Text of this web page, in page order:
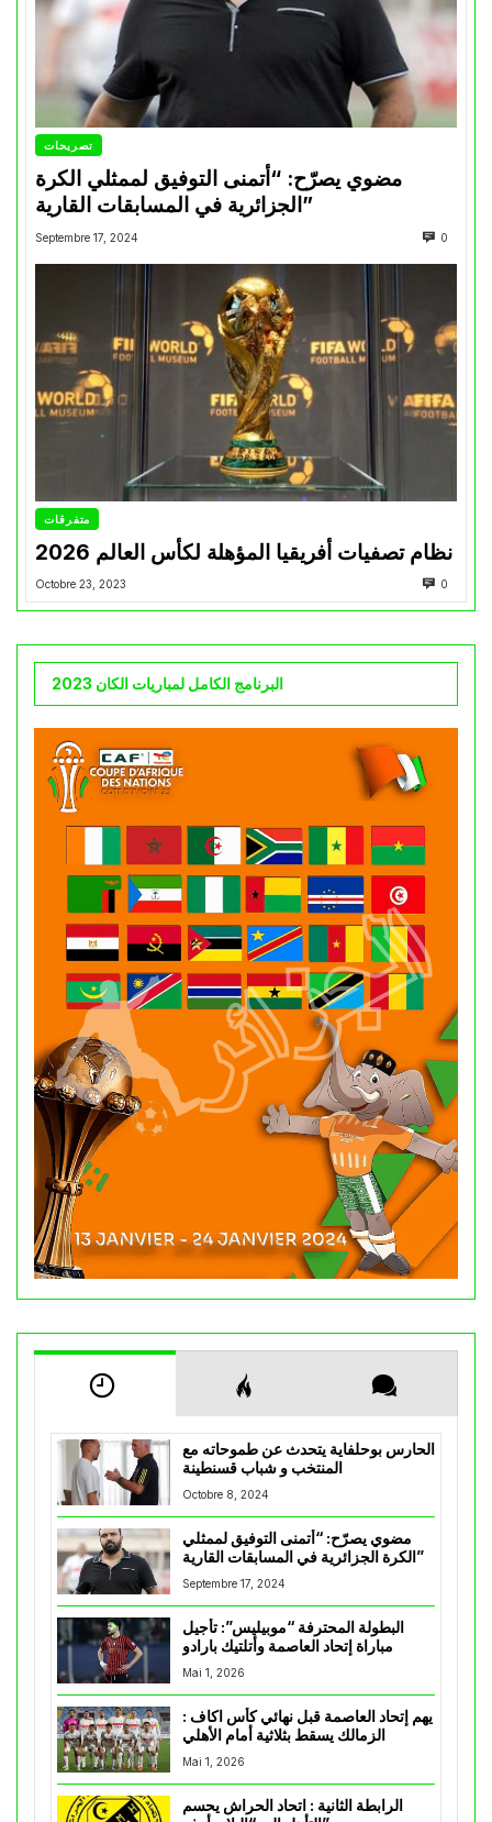
تصريحات
مضوي يصرّح: “أتمنى التوفيق لممثلي الكرة
الجزائرية في المسابقات القارية”
Septembre 17, 2024 0
متفرقات
نظام تصفيات أفريقيا المؤهلة لكأس العالم 2026
Octobre 23, 2023 0
البرنامج الكامل لمباريات الكان 2023
الحارس بوحلفاية يتحدث عن طموحاته مع
المنتخب و شباب قسنطينة
Octobre 8, 2024
مضوي يصرّح: “أتمنى التوفيق لممثلي
الكرة الجزائرية في المسابقات القارية”
Septembre 17, 2024
البطولة المحترفة “موبيليس”: تأجيل
مباراة إتحاد العاصمة وأتلتيك بارادو
Mai 1, 2026
يهم إتحاد العاصمة قبل نهائي كأس اكاف :
Mai 1, 2026
الرابطة الثانية : اتحاد الحراش يحسم